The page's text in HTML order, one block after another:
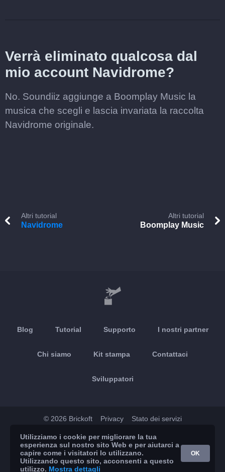
Verrà eliminato qualcosa dal
mio account Navidrome?
No. Soundiiz aggiunge a Boomplay Music la
musica che scegli e lascia invariata la raccolta
Navidrome originale.
Altri tutorial
Navidrome
Altri tutorial
Boomplay Music
Blog Tutorial Supporto I nostri partner
Chi siamo Kit stampa Contattaci
Sviluppatori
© 2026 Brickoft Privacy Stato dei servizi
App Store Google Play
Utilizziamo i cookie per migliorare la tua
esperienza sul nostro sito Web e per aiutarci a
capire come i visitatori lo utilizzano.
Utilizzando questo sito, acconsenti a questo
utilizzo. Mostra dettagli
OK